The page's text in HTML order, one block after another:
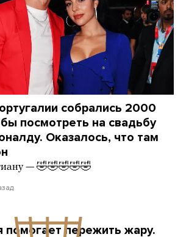
собрались 2000
посмотреть на свадьбу
Оказалось, что там
— 🤣🤣🤣🤣🤣
помогает пережить жару.